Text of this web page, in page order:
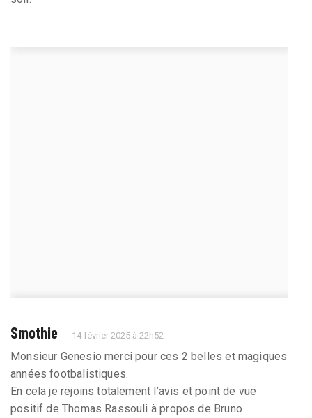
Smothie 14 février 2025 à 22h52
Monsieur Genesio merci pour ces 2 belles et magiques
années footbalistiques.
En cela je rejoins totalement l’avis et point de vue
positif de Thomas Rassouli à propos de Bruno